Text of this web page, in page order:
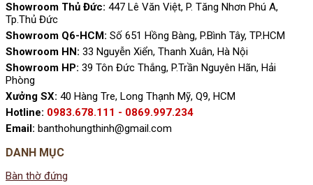
Showroom Thủ Đức: 447 Lê Văn Việt, P. Tăng Nhơn Phú A,
Tp.Thủ Đức
Showroom Q6-HCM: Số 651 Hồng Bàng, P.Bình Tây, TP.HCM
Showroom HN: 33 Nguyễn Xiển, Thanh Xuân, Hà Nội
Showroom HP: 39 Tôn Đức Thắng, P.Trần Nguyên Hãn, Hải
Phòng
Xưởng SX: 40 Hàng Tre, Long Thạnh Mỹ, Q9, HCM
Hotline: 0983.678.111 - 0869.997.234
Email: banthohungthinh@gmail.com
DANH MỤC
Bàn thờ đứng